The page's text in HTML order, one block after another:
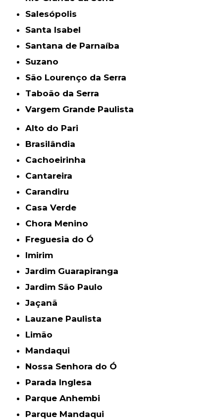
Salesópolis
Santa Isabel
Santana de Parnaíba
Suzano
São Lourenço da Serra
Taboão da Serra
Vargem Grande Paulista
Alto do Pari
Brasilândia
Cachoeirinha
Cantareira
Carandiru
Casa Verde
Chora Menino
Freguesia do Ó
Imirim
Jardim Guarapiranga
Jardim São Paulo
Jaçanã
Lauzane Paulista
Limão
Mandaqui
Nossa Senhora do Ó
Parada Inglesa
Parque Anhembi
Parque Mandaqui